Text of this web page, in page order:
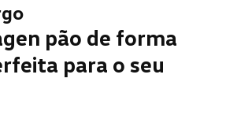
pão de forma
para o seu